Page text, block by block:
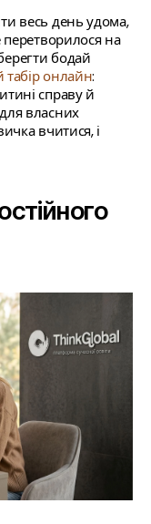
весь день удома,
перетворилося на
бодай
табір онлайн:
справу й
власних
вчитися, і